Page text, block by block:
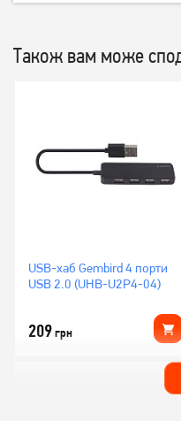
Також вам може
USB-хаб Gembird 4 порти
USB 2.0 (UHB-U2P4-04)
209грн